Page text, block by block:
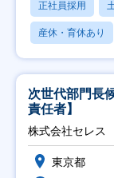
正社員採用
産休・育休あり
次世代部門長
責任者】
株式会社セレス
東京都